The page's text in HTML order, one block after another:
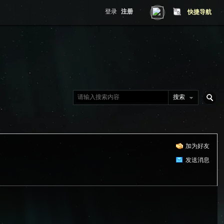
快捷导航
登录 注册
搜索
加为好友
发送消息